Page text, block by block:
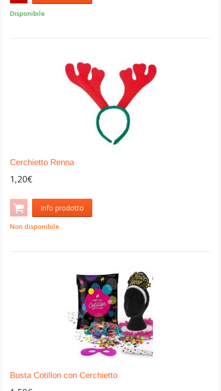
Disponibile
Cerchietto Renna
1,20€
Info prodotto
Non disponibile
Busta Cotillon con Cerchietto